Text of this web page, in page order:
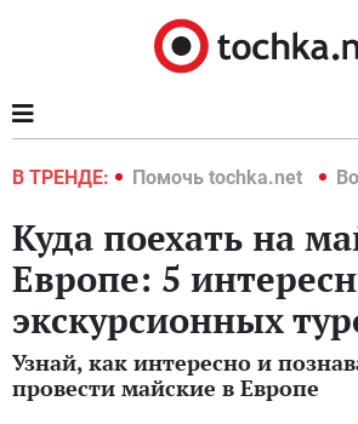
В ТРЕНДЕ:
2022 Помочь tochka.net
Куда поехать на
Европе: 5
экскурсионных
Узнай, как интересно и
провести майские в Европе